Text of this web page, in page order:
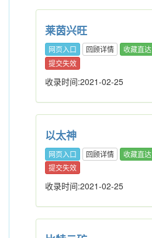
莱茵兴旺
网页入口 回顾详情
收藏直达
提交失效
收录时间:2021-02-25
以太神
网页入口 回顾详情
收藏直达
提交失效
收录时间:2021-02-25